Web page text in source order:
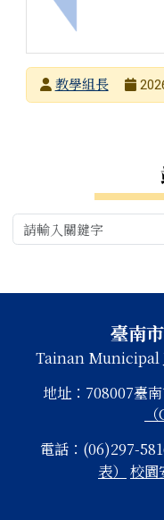
上一筆：國立
發布者教學組長
頁尾區域內容
臺南
Tainan Municipal
地址：708007臺
電話：(06)297-
表） 校園